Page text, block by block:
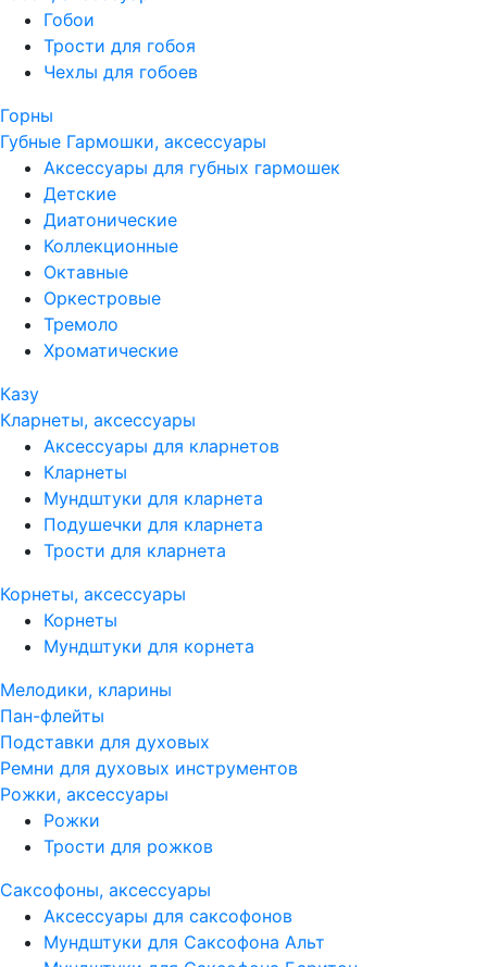
Гобои
Трости для гобоя
Чехлы для гобоев
Горны
Губные Гармошки, аксессуары
Аксессуары для губных гармошек
Детские
Диатонические
Коллекционные
Октавные
Оркестровые
Тремоло
Хроматические
Казу
Кларнеты, аксессуары
Аксессуары для кларнетов
Кларнеты
Мундштуки для кларнета
Подушечки для кларнета
Трости для кларнета
Корнеты, аксессуары
Корнеты
Мундштуки для корнета
Мелодики, кларины
Пан-флейты
Подставки для духовых
Ремни для духовых инструментов
Рожки, аксессуары
Рожки
Трости для рожков
Саксофоны, аксессуары
Аксессуары для саксофонов
Мундштуки для Саксофона Альт